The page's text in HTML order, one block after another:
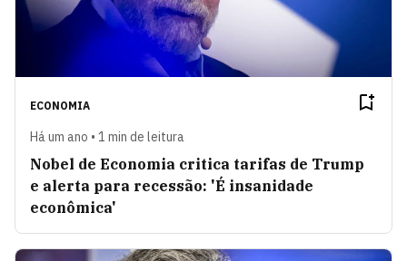
ECONOMIA
Há um ano • 1 min de leitura
Nobel de Economia critica tarifas de Trump
e alerta para recessão: 'É insanidade
econômica'